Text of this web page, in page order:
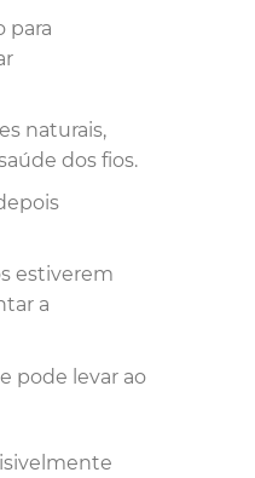
para
naturais,
dos fios.
estiverem
a
pode levar ao